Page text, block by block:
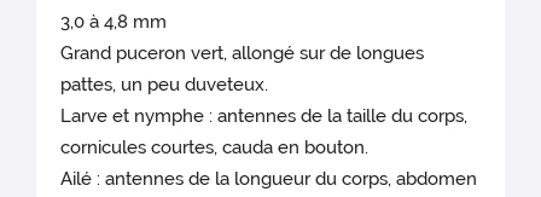
3,0 à 4,8 mm
Grand puceron vert, allongé sur de longues
pattes, un peu duveteux.
Larve et nymphe : antennes de la taille du corps,
cornicules courtes, cauda en bouton.
Ailé : antennes de la longueur du corps, abdomen